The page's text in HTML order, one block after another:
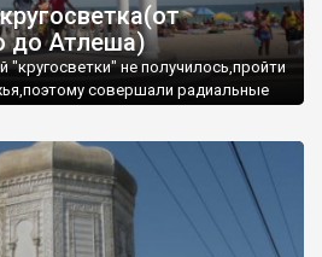
до Атлеша)
не получилось,пройти
совершали радиальные